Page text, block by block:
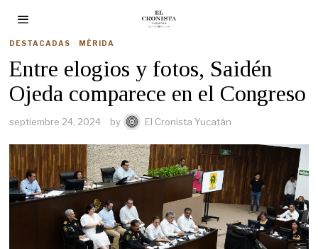
DESTACADAS · MÉRIDA
Entre elogios y fotos, Saidén
Ojeda comparece en el Congreso
septiembre 24, 2024 by El Cronista Yucatán